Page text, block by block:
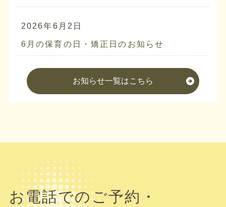
2026年6月2日
6月の保育の日・矯正日のお知らせ
お知らせ一覧はこちら
お電話でのご予約・